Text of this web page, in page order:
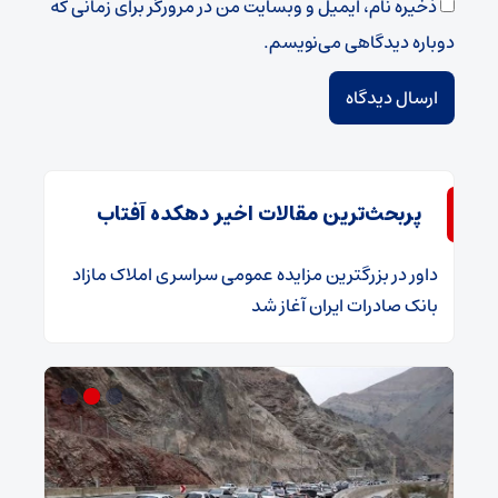
ذخیره نام، ایمیل و وبسایت من در مرورگر برای زمانی که
دوباره دیدگاهی می‌نویسم.
پربحث‌ترین مقالات اخیر دهکده آفتاب
داوردر​بزرگترین مزایده عمومی سراسری املاک مازاد
بانک صادرات ایران آغاز شد